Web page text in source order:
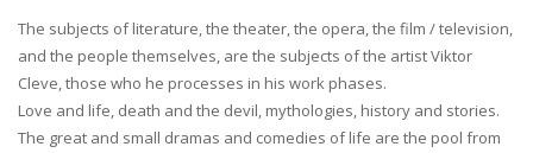
The subjects of literature, the theater, the opera, the film / television,
and the people themselves, are the subjects of the artist Viktor
Cleve, those who he processes in his work phases.
Love and life, death and the devil, mythologies, history and stories.
The great and small dramas and comedies of life are the pool from